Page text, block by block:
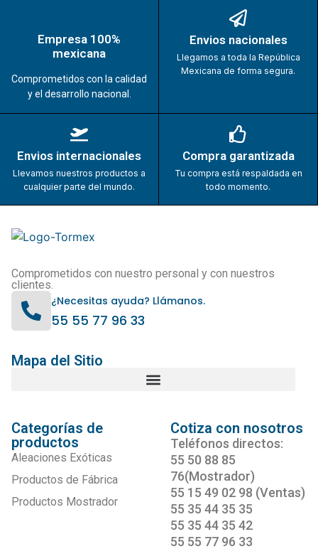
Empresa 100%
mexicana
Comprometidos con la calidad
y el desarrollo nacional.
Envios nacionales
Llegamos a toda la República
Mexicana de forma segura.
Envios internacionales
Llevamos nuestros productos a
cualquier parte del mundo.
Compra garantizada
Tu compra está respaldada en
todo momento.
Comprometidos con nuestro personal y con nuestros
clientes.
¿Necesitas ayuda? Llámanos.
55 55 77 96 33
Mapa del Sitio
Categorías de
productos
Aleaciones Exóticas
Productos de Fábrica
Productos Mostrador
Cotiza con nosotros
Teléfonos directos:
55 50 88 85
76(Mostrador)
55 15 49 02 98 (Ventas)
55 35 44 35 35
55 35 44 35 42
55 55 77 96 33